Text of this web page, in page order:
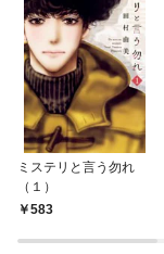
ミステリと言う勿れ
（１）
583